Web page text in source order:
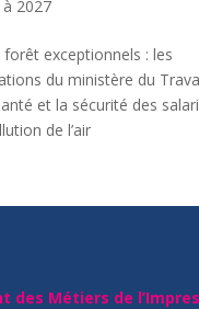
2027
forêt exceptionnels : les
du ministère du
et la sécurité des
de l’air
des Métiers de